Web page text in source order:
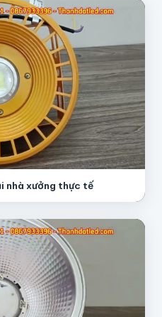
nhà xưởng thực tế